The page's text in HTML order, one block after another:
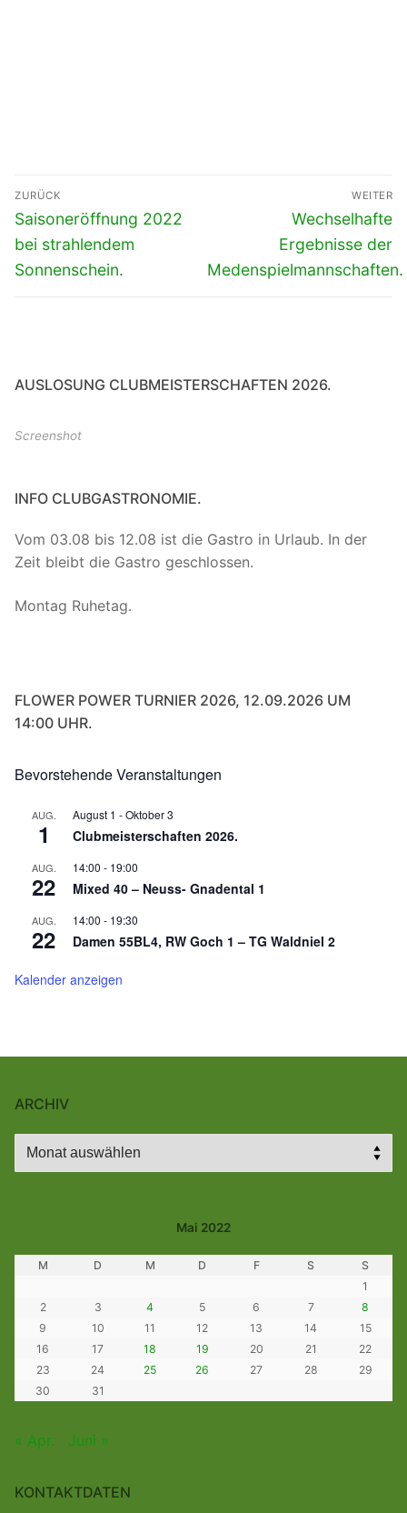
Beitragsnavigation
ZURÜCK
Vorheriger
Beitrag:
Saisoneröffnung 2022
bei strahlendem
Sonnenschein.
WEITER
Nächster
Beitrag:
Wechselhafte
Ergebnisse der
Medenspielmannschaften.
AUSLOSUNG CLUBMEISTERSCHAFTEN 2026.
Screenshot
INFO CLUBGASTRONOMIE.
Vom 03.08 bis 12.08 ist die Gastro in Urlaub. In der
Zeit bleibt die Gastro geschlossen.
Montag Ruhetag.
FLOWER POWER TURNIER 2026, 12.09.2026 UM
14:00 UHR.
Bevorstehende Veranstaltungen
AUG.
1
August 1 -Oktober 3
Clubmeisterschaften 2026.
AUG.
22
14:00 - 19:00
Mixed 40 – Neuss- Gnadental 1
AUG.
22
14:00 - 19:30
Damen 55BL4, RW Goch 1 – TG Waldniel 2
Kalender anzeigen
ARCHIV
Archiv
Mai 2022
M D M D F S
S
1
2
3 4 5 6 7
8
9
10 11 12 13 14
15
16
17 18 19 20 21
22
23
24 25 26 27 28
29
30
31
« Apr. Juni »
KONTAKTDATEN